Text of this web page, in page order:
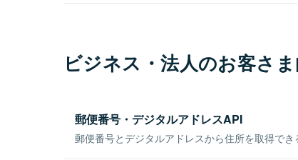
ビジネス・法人のお客さ
郵便番号・デジタルアドレスAPI
郵便番号とデジタルアドレスから住所を取得でき